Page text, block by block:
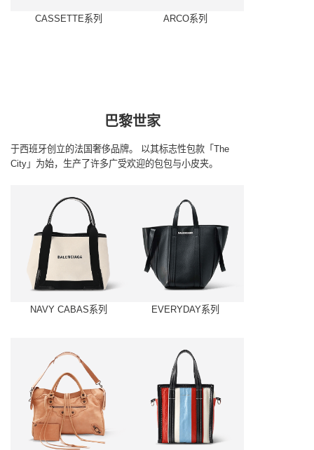
CASSETTE系列 ARCO系列
巴黎世家
于西班牙创立的法国奢侈品牌。 以其标志性包款「The
City」为始，生产了许多广受欢迎的包包与小皮夹。
NAVY CABAS系列 EVERYDAY系列